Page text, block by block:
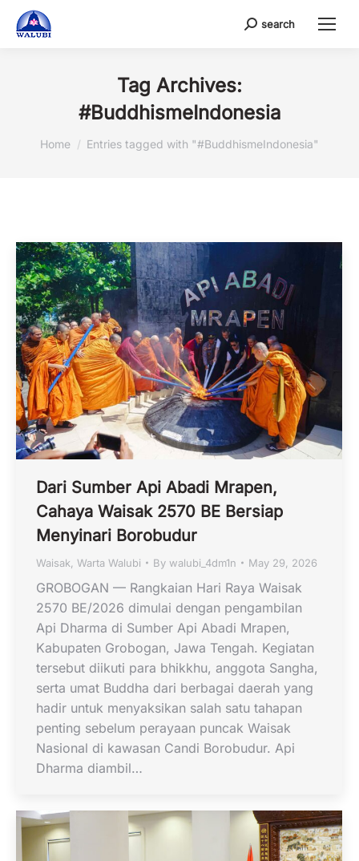
Search:
search
Tag Archives:
#BuddhismeIndonesia
You are here:
Home Entries tagged with "#BuddhismeIndonesia"
Dari Sumber Api Abadi Mrapen,
Cahaya Waisak 2570 BE Bersiap
Menyinari Borobudur
Waisak Warta Walubi By walubi_4dm1n May 29, 2026
GROBOGAN — Rangkaian Hari Raya Waisak
2570 BE/2026 dimulai dengan pengambilan
Api Dharma di Sumber Api Abadi Mrapen,
Kabupaten Grobogan, Jawa Tengah. Kegiatan
tersebut diikuti para bhikkhu, anggota Sangha,
serta umat Buddha dari berbagai daerah yang
hadir untuk menyaksikan salah satu tahapan
penting sebelum perayaan puncak Waisak
Nasional di kawasan Candi Borobudur. Api
Dharma diambil…